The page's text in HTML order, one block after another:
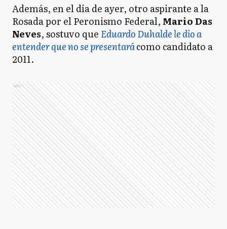
Además, en el día de ayer, otro aspirante a la
Rosada por el Peronismo Federal, Mario Das
Neves, sostuvo que Eduardo Duhalde le dio a
entender que no se presentarácomo candidato a
2011.
Ads